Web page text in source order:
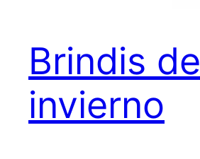
Brindis de
invierno